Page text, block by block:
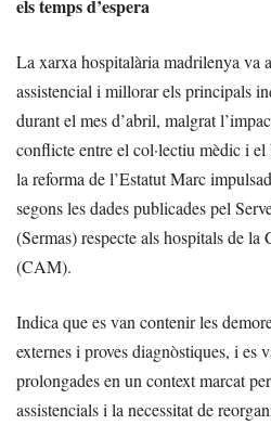
els temps d’espera
La xarxa hospitalària madrilenya va
assistencial i millorar els principals
durant el mes d’abril, malgrat
conflicte entre el col·lectiu mèdic i
la reforma de l’Estatut Marc
segons les dades publicades pel
(Sermas) respecte als hospitals de
(CAM).
Indica que es van contenir les
externes i proves diagnòstiques, i es
prolongades en un context marcat
assistencials i la necessitat de